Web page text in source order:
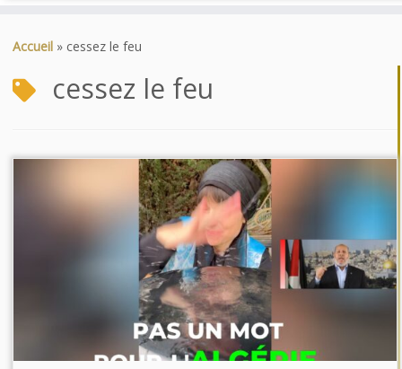
auAccueil » cessez le feu
cessez le feu